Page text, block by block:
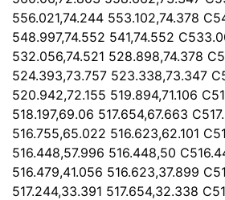
556.021,74.244 553.102,74.378
548.997,74.552 541,74.552
532.056,74.521 528.898,74.378
524.393,73.757 523.338,73.347
520.942,72.155 519.894,71.106
518.197,69.06 517.654,67.663
516.755,65.022 516.623,62.101
516.448,57.996 516.448,50
516.479,41.056 516.623,37.899
517.244,33.391 517.654,32.338